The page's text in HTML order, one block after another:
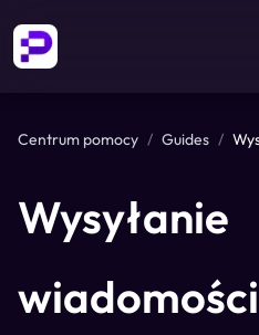
Centrum pomocy / Guides /
Wysyłanie